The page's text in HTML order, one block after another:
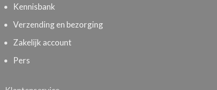
Kennisbank
Verzending en bezorging
Zakelijk account
Pers